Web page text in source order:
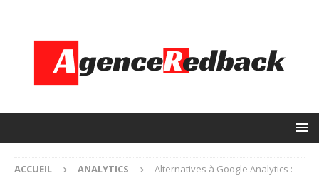
ACCUEIL ANALYTICS
Alternatives à Google Analytics :